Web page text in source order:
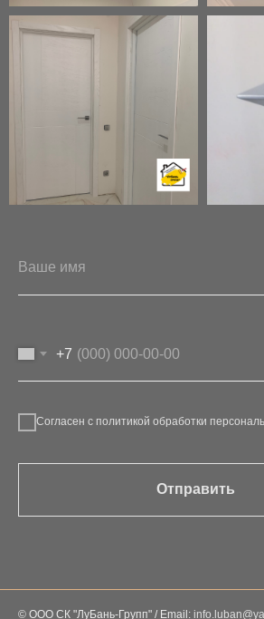
+7
Согласен с политикой обработки
Отправить
© ООО СК "ЛуБань-Групп" / Email: